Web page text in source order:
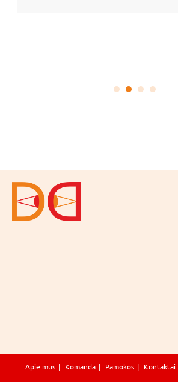
Apie mus Komanda Pamokos Kontaktai